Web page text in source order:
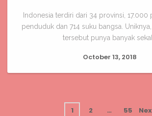
Indonesia terdiri dari 34 provinsi, 17.000
penduduk dan 714 suku bangsa.
tersebut punya banyak
October 13, 2018
1 2 … 55